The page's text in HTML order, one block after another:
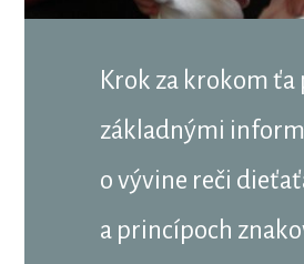
Krok za krokom ťa
základnými
o vývine reči
a princípoch